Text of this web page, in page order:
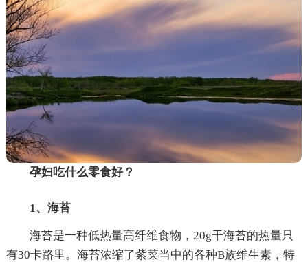
孕妇吃什么零食好？
1、海苔
海苔是一种低热量高纤维食物，20g干海苔的热量只
有30卡路里。海苔浓缩了紫菜当中的各种B族维生素，特